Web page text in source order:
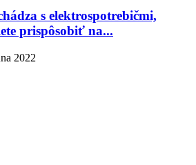
s elektrospotrebičmi,
prispôsobiť na...
2022